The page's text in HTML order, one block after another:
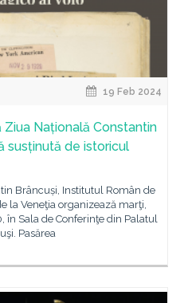
19 Feb 2024
Națională Constantin
susținută de istoricul
Brâncuși, Institutul Român de
la Veneţia organizează marţi,
în Sala de Conferinţe din Palatul
Pasărea